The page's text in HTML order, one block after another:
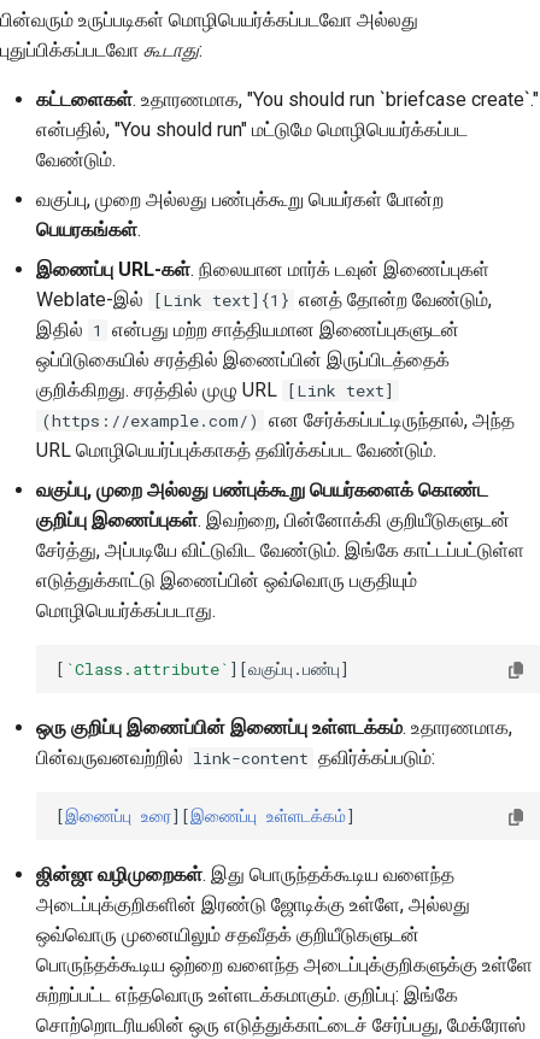
பின்வரும் உருப்படிகள் மொழிபெயர்க்கப்படவோ அல்லது
புதுப்பிக்கப்படவோ கூடாது:
கட்டளைகள். உதாரணமாக, "You should run `briefcase create`."
என்பதில், "You should run" மட்டுமே மொழிபெயர்க்கப்பட
வேண்டும்.
வகுப்பு, முறை அல்லது பண்புக்கூறு பெயர்கள் போன்ற
பெயரகங்கள்.
இணைப்பு URL-கள். நிலையான மார்க் டவுன் இணைப்புகள்
Weblate-இல்
[Link text]{1} எனத் தோன்ற வேண்டும்,
இதில் 1
என்பது மற்ற சாத்தியமான இணைப்புகளுடன்
ஒப்பிடுகையில் சரத்தில் இணைப்பின் இருப்பிடத்தைக்
குறிக்கிறது. சரத்தில் முழு URL [Link text]
(https://example.com/)
என சேர்க்கப்பட்டிருந்தால், அந்த
URL மொழிபெயர்ப்புக்காகத் தவிர்க்கப்பட வேண்டும்.
வகுப்பு, முறை அல்லது பண்புக்கூறு பெயர்களைக் கொண்ட
குறிப்பு இணைப்புகள். இவற்றை, பின்னோக்கி குறியீடுகளுடன்
சேர்த்து, அப்படியே விட்டுவிட வேண்டும். இங்கே காட்டப்பட்டுள்ள
எடுத்துக்காட்டு இணைப்பின் ஒவ்வொரு பகுதியும்
மொழிபெயர்க்கப்படாது.
[ `Class.attribute`
ஒரு குறிப்பு இணைப்பின் இணைப்பு உள்ளடக்கம். உதாரணமாக,
பின்வருவனவற்றில் link-content தவிர்க்கப்படும்:
[இணைப்பு உரை][இணைப்பு உள்ளடக்கம்
ஜின்ஜா வழிமுறைகள். இது பொருந்தக்கூடிய வளைந்த
அடைப்புக்குறிகளின் இரண்டு ஜோடிக்கு உள்ளே, அல்லது
ஒவ்வொரு முனையிலும் சதவீதக் குறியீடுகளுடன்
பொருந்தக்கூடிய ஒற்றை வளைந்த அடைப்புக்குறிகளுக்கு உள்ளே
சுற்றப்பட்ட எந்தவொரு உள்ளடக்கமாகும். குறிப்பு: இங்கே
சொற்றொடரியலின் ஒரு எடுத்துக்காட்டைச் சேர்ப்பது, மேக்ரோஸ்